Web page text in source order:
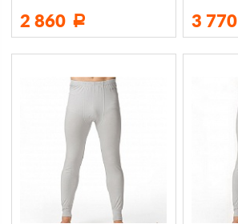
2 860 Р 3 770